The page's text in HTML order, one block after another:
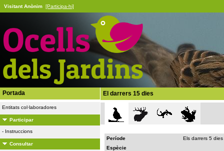
Visitant Anònim [Participa-hi]
Portada
Entitats col·laboradores
Participar
- Instruccions
Consultar
El darrers 15 dies
Període
Els darrers 5 dies
Espècie